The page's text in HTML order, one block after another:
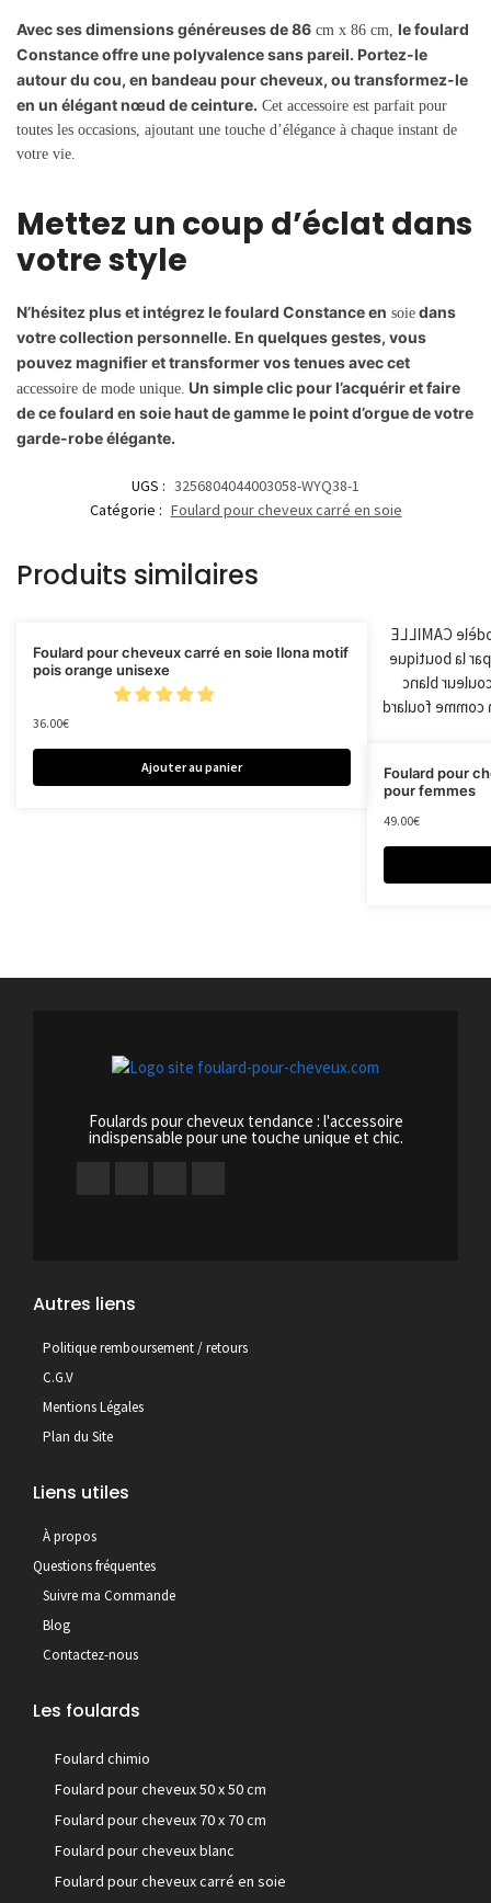
Avec ses dimensions généreuses de 86 cm x 86 cm, le foulard
Constance offre une polyvalence sans pareil. Portez-le
autour du cou, en bandeau pour cheveux, ou transformez-le
en un élégant nœud de ceinture. Cet accessoire est parfait pour
toutes les occasions, ajoutant une touche d’élégance à chaque instant de
votre vie.
Mettez un coup d’éclat dans
votre style
N’hésitez plus et intégrez le foulard Constance en soie dans
votre collection personnelle. En quelques gestes, vous
pouvez magnifier et transformer vos tenues avec cet
accessoire de mode unique. Un simple clic pour l’acquérir et faire
de ce foulard en soie haut de gamme le point d’orgue de votre
garde-robe élégante.
UGS : 3256804044003058-WYQ38-1
Catégorie : Foulard pour cheveux carré en soie
Produits similaires
Foulard pour cheveux carré en soie Ilona motif
pois orange unisexe
36.00€
Ajouter au panier
Foulard pour
pour femmes
49.00€
Foulards pour cheveux tendance : l'accessoire
indispensable pour une touche unique et chic.
Autres liens
Politique remboursement / retours
C.G.V
Mentions Légales
Plan du Site
Liens utiles
À propos
Questions fréquentes
Suivre ma Commande
Blog
Contactez-nous
Les foulards
Foulard chimio
Foulard pour cheveux 50 x 50 cm
Foulard pour cheveux 70 x 70 cm
Foulard pour cheveux blanc
Foulard pour cheveux carré en soie